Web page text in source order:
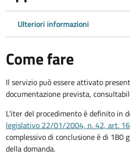
Ulteriori informazioni
Come fare
Il servizio può essere attivato
documentazione prevista,
L'iter del procedimento è definito in
legislativo 22/01/2004, n. 42, art.
complessivo di conclusione è di 180
della domanda.